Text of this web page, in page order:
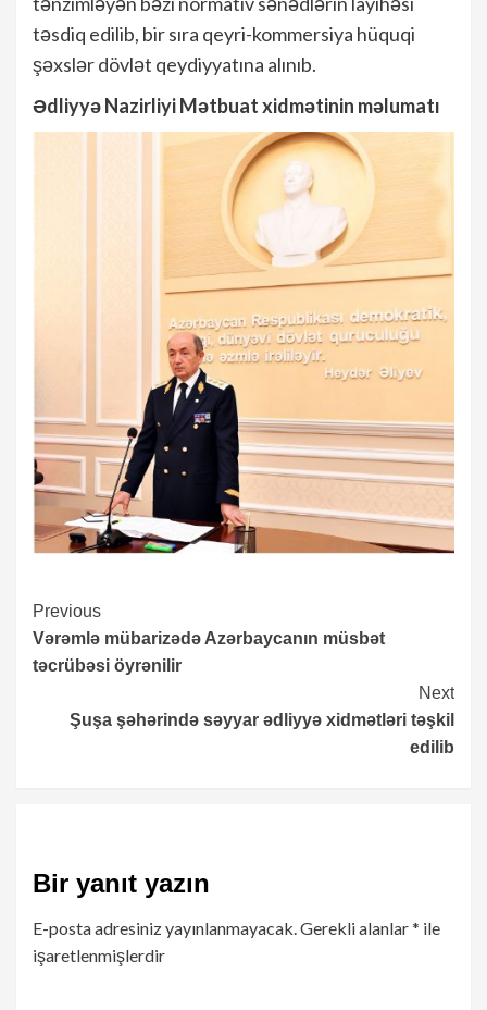
təsdiq edilib, bir sıra qeyri-kommersiya hüquqi
şəxslər dövlət qeydiyyatına alınıb.
Ədliyyə Nazirliyi Mətbuat xidmətinin məlumatı
Continue
Reading
Previous
Vərəmlə mübarizədə Azərbaycanın müsbət
təcrübəsi öyrənilir
Next
Şuşa şəhərində səyyar ədliyyə xidmətləri təşkil
edilib
Bir yanıt yazın
E-posta adresiniz yayınlanmayacak.Gerekli alanlar* ile
işaretlenmişlerdir